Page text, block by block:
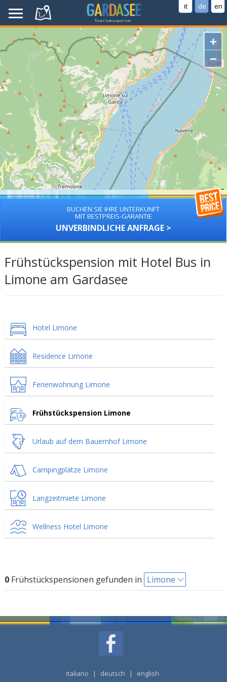
it de en
+
−
BUCHEN SIE IHRE UNTERKUNFT
MIT BESTPREIS-GARANTIE
UNVERBINDLICHE ANFRAGE >
Frühstückspension mit Hotel Bus in
Limone am Gardasee
Hotel Limone
Residence Limone
Ferienwohnung Limone
Frühstückspension Limone
Urlaub auf dem Bauernhof Limone
Campingplätze Limone
Langzeitmiete Limone
Wellness Hotel Limone
0Frühstückspensionen gefunden in Limone
italiano | deutsch | english